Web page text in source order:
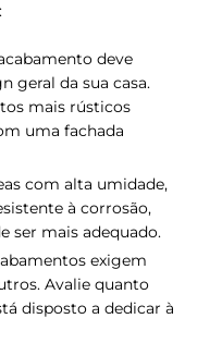
deve
geral da sua casa.
mais rústicos
uma fachada
com alta umidade,
à corrosão,
ser mais adequado.
exigem
Avalie quanto
disposto a dedicar à